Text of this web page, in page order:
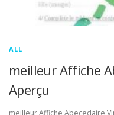
ALL
meilleur Affiche
Aperçu
meilleur Affiche Abecedaire